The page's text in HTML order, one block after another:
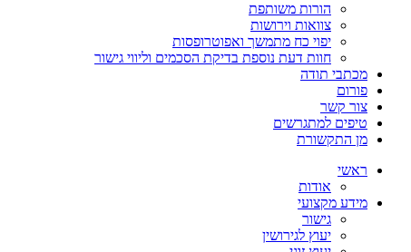
הורות משותפת
צוואות וירושות
יפוי כח מתמשך ואפוטרופסות
חוות דעת נוספת בדיקת הסכמים וליווי גישור
מכתבי תודה
פורום
צור קשר
טיפים למתגרשים
מן התקשורת
ראשי
אודות
מידע מקצועי
גישור
יעוץ לגירושין